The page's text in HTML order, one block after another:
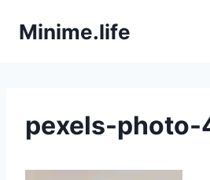
InhaltMinime.life
pexels-photo-